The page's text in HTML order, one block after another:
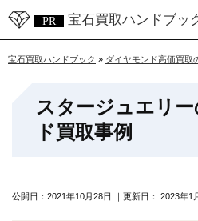
宝石買取ハンドブッ
宝石買取ハンドブック » ダイヤモンド高価買取
スタージュエリ
ド買取事例
公開日： 2021年10月28日 ｜更新日： 2023年1